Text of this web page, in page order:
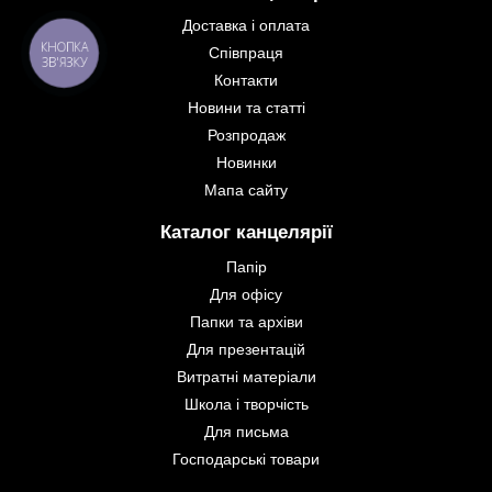
Доставка і оплата
Співпраця
Контакти
Новини та статті
Розпродаж
Новинки
Мапа сайту
Каталог канцелярії
Папір
Для офісу
Папки та архіви
Для презентацій
Витратні матеріали
Школа і творчість
Для письма
Господарські товари
КНОПКА
ЗВ'ЯЗКУ